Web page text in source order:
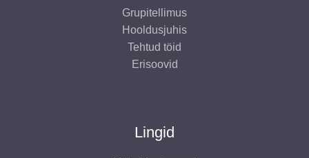
Grupitellimus
Hooldusjuhis
Tehtud töid
Erisoovid
Lingid